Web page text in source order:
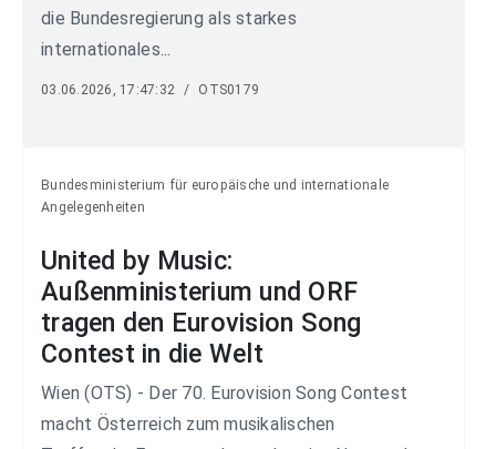
die Bundesregierung als starkes
internationales...
03.06.2026, 17:47:32 / OTS0179
Bundesministerium für europäische und internationale
Angelegenheiten
United by Music:
Außenministerium und ORF
tragen den Eurovision Song
Contest in die Welt
Wien (OTS) - Der 70. Eurovision Song Contest
macht Österreich zum musikalischen